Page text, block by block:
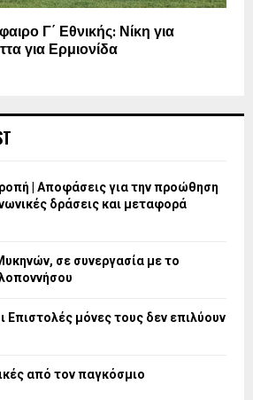
Γ΄ Εθνικής: Νίκη για
για Ερμιονίδα
| Αποφάσεις για την προώθηση
δράσεις και μεταφορά
σε συνεργασία με το
μόνες τους δεν επιλύουν
από τον παγκόσμιο